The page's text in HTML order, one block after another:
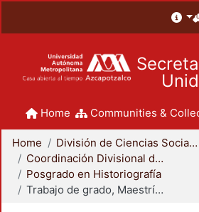
Home Communities &
Home
División de Ciencias Sociales y Humanidades
Coordinación Divisional de Posgrado
Posgrado en Historiografía
Trabajo de grado, Maestría en Historiografía de México